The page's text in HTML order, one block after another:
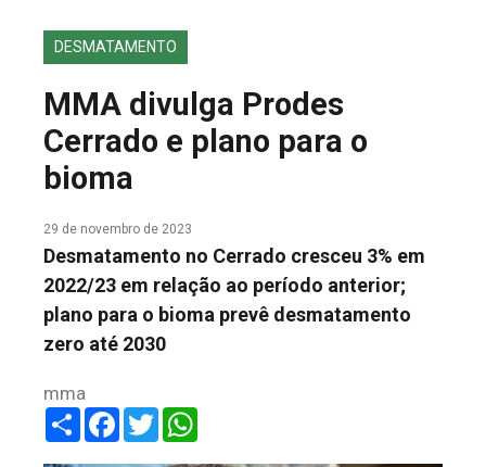
EDIÇÕES ANTERIORES
FALE CONOSCO
DESMATAMENTO
MMA divulga Prodes
Cerrado e plano para o
bioma
29 de novembro de 2023
Desmatamento no Cerrado cresceu 3% em
2022/23 em relação ao período anterior;
plano para o bioma prevê desmatamento
zero até 2030
mma
ShareFacebook
Twitter